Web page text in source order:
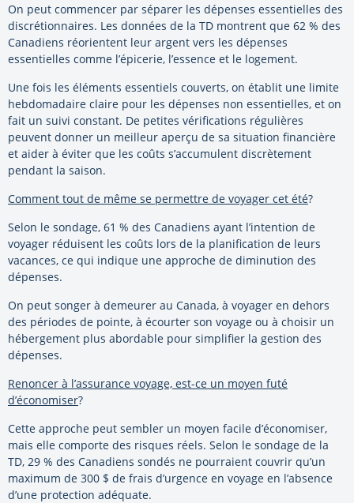
On peut commencer par séparer les dépenses essentielles des
discrétionnaires. Les données de la TD montrent que 62 % des
Canadiens réorientent leur argent vers les dépenses
essentielles comme l’épicerie, l’essence et le logement.
Une fois les éléments essentiels couverts, on établit une limite
hebdomadaire claire pour les dépenses non essentielles, et on
fait un suivi constant. De petites vérifications régulières
peuvent donner un meilleur aperçu de sa situation financière
et aider à éviter que les coûts s’accumulent discrètement
pendant la saison.
Comment tout de même se permettre de voyager cet été?
Selon le sondage, 61 % des Canadiens ayant l’intention de
voyager réduisent les coûts lors de la planification de leurs
vacances, ce qui indique une approche de diminution des
dépenses.
On peut songer à demeurer au Canada, à voyager en dehors
des périodes de pointe, à écourter son voyage ou à choisir un
hébergement plus abordable pour simplifier la gestion des
dépenses.
Renoncer à l’assurance voyage, est-ce un moyen futé
d’économiser?
Cette approche peut sembler un moyen facile d’économiser,
mais elle comporte des risques réels. Selon le sondage de la
TD, 29 % des Canadiens sondés ne pourraient couvrir qu’un
maximum de 300 $ de frais d’urgence en voyage en l’absence
d’une protection adéquate.